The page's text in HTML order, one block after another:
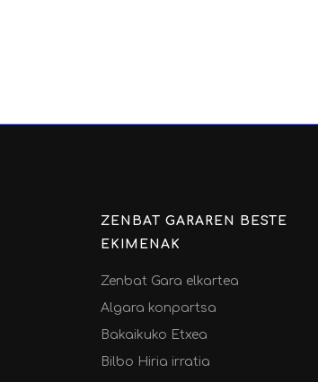
ZENBAT GARAREN BESTE
EKIMENAK
Zenbat Gara elkartea
Algara konpartsa
Bakaikuko Etxea
Bilbo Hiria irratia